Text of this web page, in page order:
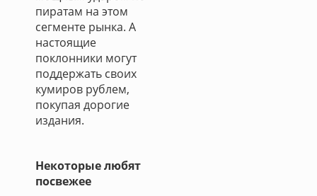
пиратам на этом
сегменте рынка. А
настоящие
поклонники могут
поддержать своих
кумиров рублем,
покупая дорогие
издания.
Некоторые любят
посвежее